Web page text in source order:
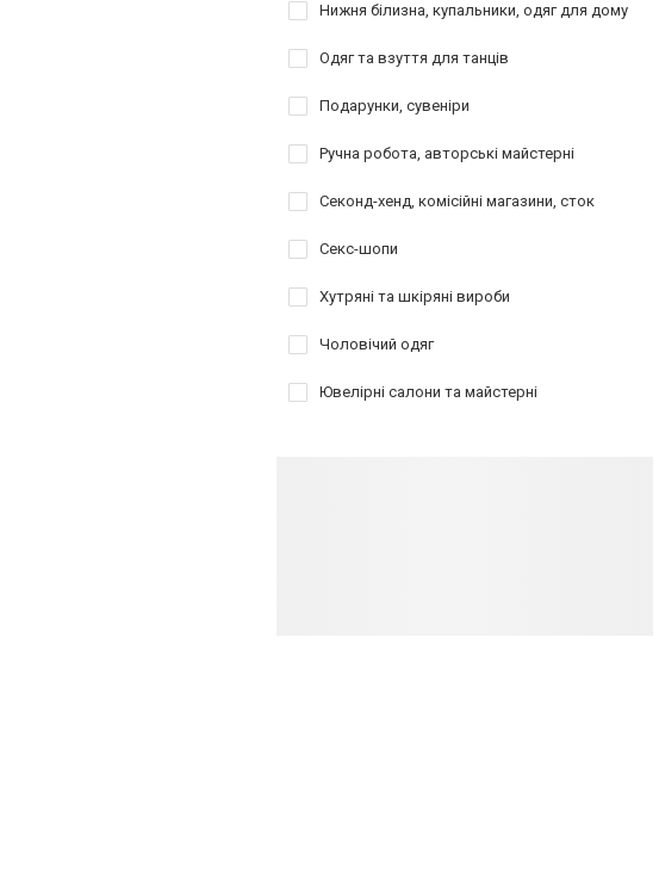
Нижня білизна, купальники, одяг для дому
Одяг та взуття для танців
Подарунки, сувеніри
Ручна робота, авторські майстерні
Секонд-хенд, комісійні магазини, сток
Секс-шопи
Хутряні та шкіряні вироби
Чоловічий одяг
Ювелірні салони та майстерні